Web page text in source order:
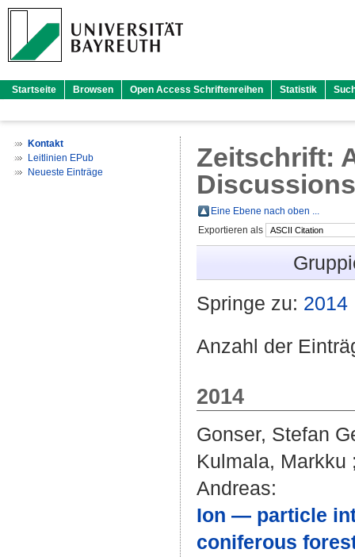
Startseite Browsen Open Access Schriftenreihen Statistik
Kontakt
Leitlinien EPub
Neueste Einträge
Zeitschrift:
Discussions
Eine Ebene nach oben ...
Exportieren als
Springe zu: 2014
Anzahl der
2014
Gonser, Stefan
Kulmala, Markku
Andreas:
Ion — particle
coniferous